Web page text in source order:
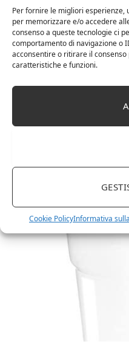
Per fornire le migliori esperienze,
per memorizzare e/o accedere
consenso a queste tecnologie ci
comportamento di navigazione o
acconsentire o ritirare il
caratteristiche e funzioni.
Cookie PolicyInformativa